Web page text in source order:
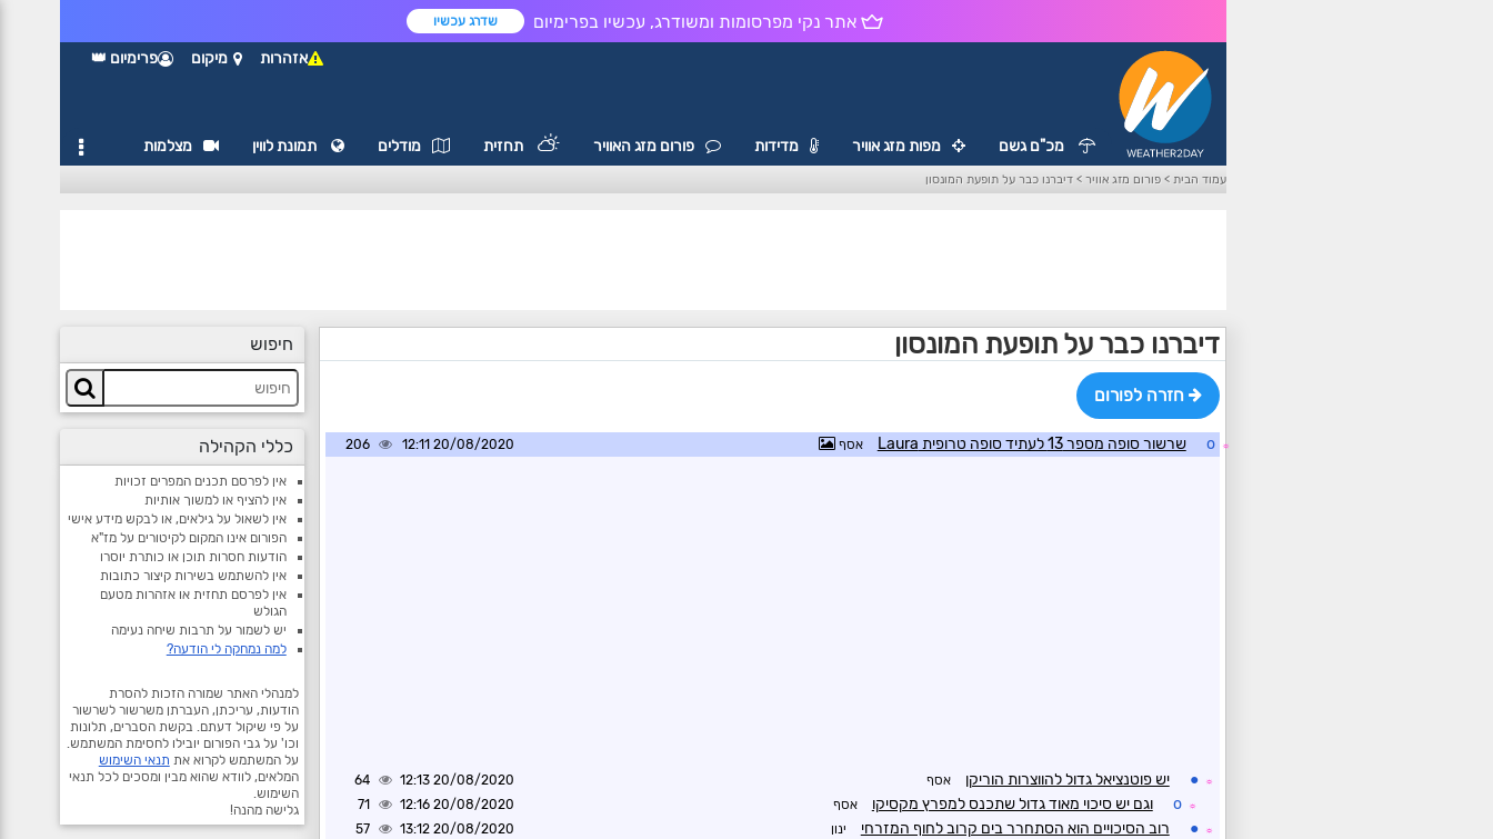
אתר נקי מפרסומות ומשודרג, עכשיו בפרימיום שדרג עכשיו
אזהרות מיקום פרימיום 👑
מכ"ם גשם מפות מזג אוויר מדידות פורום מזג האוויר תחזית מודלים תמונת לווין מצלמות
עמוד הבית >פורום מזג אוויר >דיברנו כבר על תופעת המונסון
דיברנו כבר על תופעת המונסון
חזרה לפורום
☼
o שרשור סופה מספר 13 לעתיד סופה טרופית Laura אסף 20/08/2020 12:11
206
☼
● יש פוטנציאל גדול להווצרות הוריקן אסף 20/08/2020 12:13
64
☼
o וגם יש סיכוי מאוד גדול שתכנס למפרץ מקסיקו אסף 20/08/2020 12:16
71
☼
● רוב הסיכויים הוא הסתחרר בים קרוב לחוף המזרחי ינון 20/08/2020 13:12
57
חיפוש
כללי הקהילה
אין לפרסם תכנים המפרים זכויות
אין להציף או למשוך אותיות
אין לשאול על גילאים, או לבקש מידע אישי
הפורום אינו המקום לקיטורים על מז"א
הודעות חסרות תוכן או כותרת יוסרו
אין להשתמש בשירות קיצור כתובות
אין לפרסם תחזית או אזהרות מטעם
הגולש
יש לשמור על תרבות שיחה נעימה
למה נמחקה לי הודעה?
למנהלי האתר שמורה הזכות להסרת
הודעות, עריכתן, העברתן משרשור לשרשור
על פי שיקול דעתם. בקשת הסברים, תלונות
וכו' על גבי הפורום יובילו לחסימת המשתמש.
על המשתמש לקרוא את תנאי השימוש
המלאים, לוודא שהוא מבין ומסכים לכל תנאי
השימוש.
גלישה מהנה!